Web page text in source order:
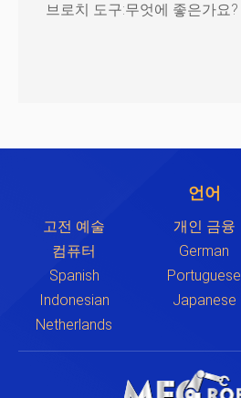
브로치 도구:무엇에 좋은가요?
언어
고전 예술 개인 금융
컴퓨터
German
Spanish
Portuguese
Indonesian
Japanese
Netherlands